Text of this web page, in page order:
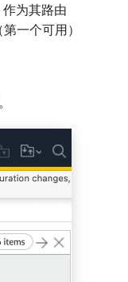
为其路由
一个可用）
。